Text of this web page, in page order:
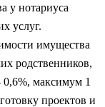
у нотариуса
услуг.
имущества
родственников,
максимум 1
проектов и